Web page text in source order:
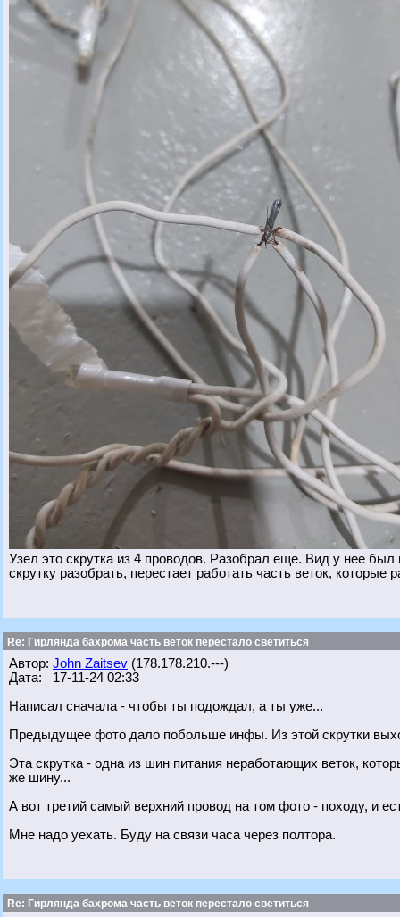
Узел это скрутка из 4 проводов. Разобрал еще. Вид у нее
скрутку разобрать, перестает работать часть веток, которые
Re: Гирлянда бахрома часть веток перестало светиться
Автор: John Zaitsev (178.178.210.---)
Дата: 17-11-24 02:33
Написал сначала - чтобы ты подождал, а ты уже...
Предыдущее фото дало побольше инфы. Из этой скрутки
Эта скрутка - одна из шин питания неработающих веток,
же шину...
А вот третий самый верхний провод на том фото - походу, и
Мне надо уехать. Буду на связи часа через полтора.
Re: Гирлянда бахрома часть веток перестало светиться